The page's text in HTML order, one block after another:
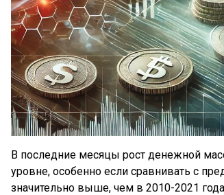
В последние месяцы рост денежной
уровне, особенно если сравнивать с
значительно выше, чем в 2010-2021